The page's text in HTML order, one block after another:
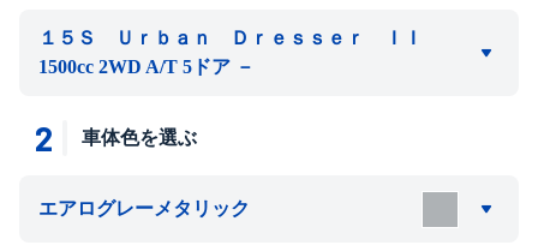
１５Ｓ Ｕｒｂａｎ Ｄｒｅｓｓｅｒ ＩＩ
1500cc 2WD A/T 5ドア －
2 車体色を選ぶ
エアログレーメタリック